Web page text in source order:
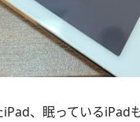
、眠っているiPad